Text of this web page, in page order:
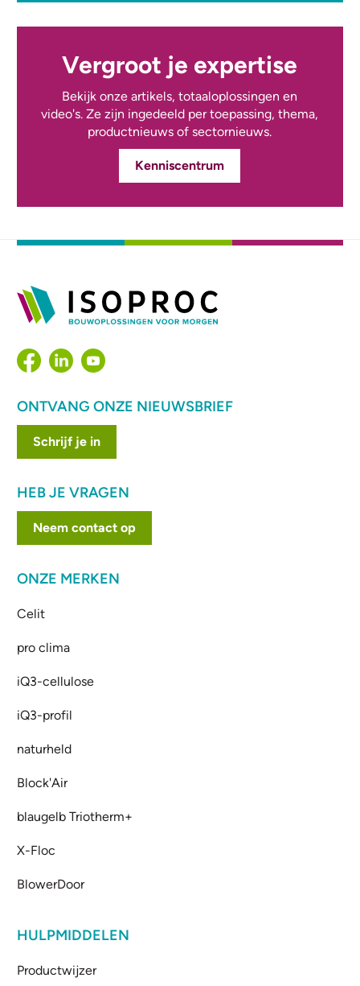
Vergroot je expertise
Bekijk onze artikels, totaaloplossingen en
video's. Ze zijn ingedeeld per toepassing, thema,
productnieuws of sectornieuws.
Kenniscentrum
ONTVANG ONZE NIEUWSBRIEF
Schrijf je in
HEB JE VRAGEN
Neem contact op
ONZE MERKEN
Celit
pro clima
iQ3-cellulose
iQ3-profil
naturheld
Block'Air
blaugelb Triotherm+
X-Floc
BlowerDoor
HULPMIDDELEN
Productwijzer